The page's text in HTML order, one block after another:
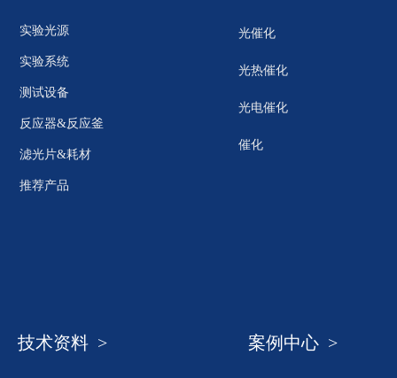
实验光源
实验系统
测试设备
反应器&反应釜
滤光片&耗材
推荐产品
光催化
光热催化
光电催化
催化
技术资料 > 案例中心 >